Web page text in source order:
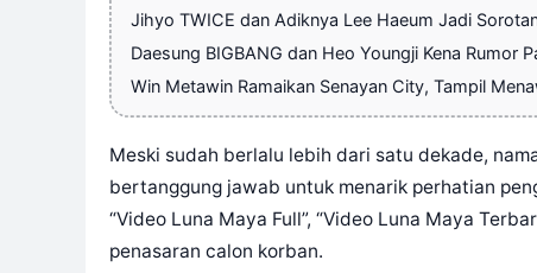
Jihyo TWICE dan Adiknya Lee Haeum Jadi
Daesung BIGBANG dan Heo Youngji Kena Rumor
Win Metawin Ramaikan Senayan City, Tampil
Meski sudah berlalu lebih dari satu dekade,
bertanggung jawab untuk menarik perhatian
“Video Luna Maya Full”, “Video Luna Maya
penasaran calon korban.